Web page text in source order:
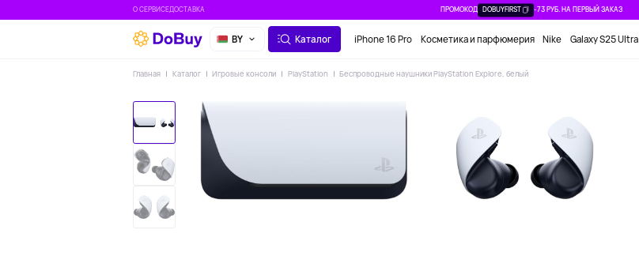
О СЕРВИСЕДОСТАВКА ПРОМОКОД DOBUYFIRST -73 РУБ. НА ПЕРВЫЙ ЗАКАЗ
BY Каталог iPhone 16 Pro Косметика и парфюмерия Nike Galaxy S25 Ultra
Главная Каталог Игровые консоли PlayStation Беспроводные наушники PlayStation Explore, белый